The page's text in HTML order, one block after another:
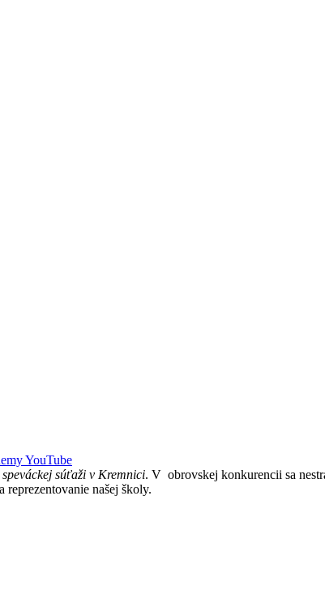
speváckej súťaži v Kremnici. V obrovskej konkurencii sa
našej školy.